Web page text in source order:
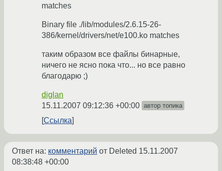
matches
Binary file ./lib/modules/2.6.15-26-
386/kernel/drivers/net/e100.ko matches
таким образом все файлы бинарные,
ничего не ясно пока что... но все равно
благодарю ;)
diglan
15.11.2007 09:12:36 +00:00 автор топика
Ссылка
Ответ на: комментарий от Deleted 15.11.2007
08:38:48 +00:00